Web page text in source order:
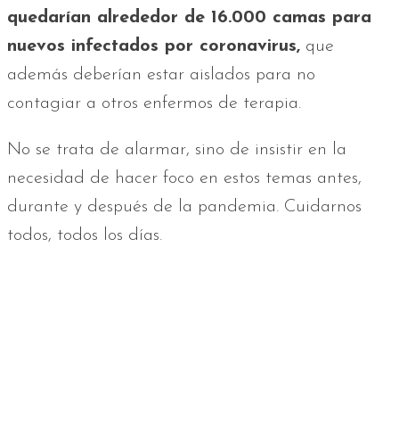
quedarían alrededor de 16.000 camas para
nuevos infectados por coronavirus, que
además deberían estar aislados para no
contagiar a otros enfermos de terapia.
No se trata de alarmar, sino de insistir en la
necesidad de hacer foco en estos temas antes,
durante y después de la pandemia. Cuidarnos
todos, todos los días.